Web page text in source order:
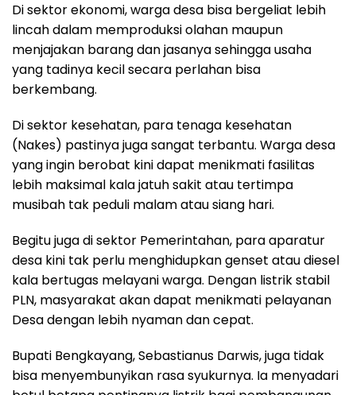
Di sektor ekonomi, warga desa bisa bergeliat lebih
lincah dalam memproduksi olahan maupun
menjajakan barang dan jasanya sehingga usaha
yang tadinya kecil secara perlahan bisa
berkembang.
Di sektor kesehatan, para tenaga kesehatan
(Nakes) pastinya juga sangat terbantu. Warga desa
yang ingin berobat kini dapat menikmati fasilitas
lebih maksimal kala jatuh sakit atau tertimpa
musibah tak peduli malam atau siang hari.
Begitu juga di sektor Pemerintahan, para aparatur
desa kini tak perlu menghidupkan genset atau diesel
kala bertugas melayani warga. Dengan listrik stabil
PLN, masyarakat akan dapat menikmati pelayanan
Desa dengan lebih nyaman dan cepat.
Bupati Bengkayang, Sebastianus Darwis, juga tidak
bisa menyembunyikan rasa syukurnya. Ia menyadari